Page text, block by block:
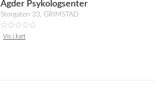
Agder Psykologsenter
Storgaten 33, GRIMSTAD
Vis i kart